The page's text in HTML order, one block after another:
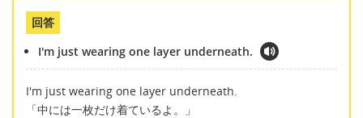
回答
I'm just wearing one layer underneath.
I'm just wearing one layer underneath.
「中には一枚だけ着ているよ。」